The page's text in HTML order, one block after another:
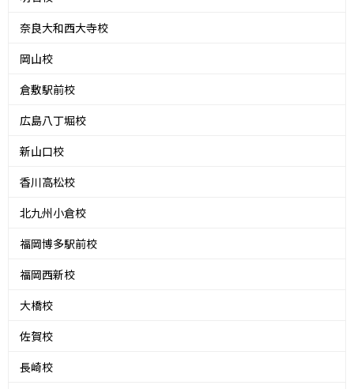
奈良大和西大寺校
岡山校
倉敷駅前校
広島八丁堀校
新山口校
香川高松校
北九州小倉校
福岡博多駅前校
福岡西新校
大橋校
佐賀校
長崎校